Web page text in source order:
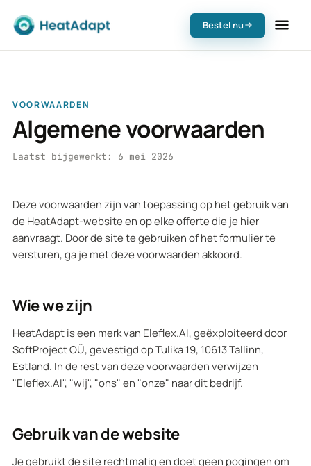
Bestel nu
VOORWAARDEN
Algemene voorwaarden
Laatst bijgewerkt: 6 mei 2026
Deze voorwaarden zijn van toepassing op het gebruik van
de HeatAdapt-website en op elke offerte die je hier
aanvraagt. Door de site te gebruiken of het formulier te
versturen, ga je met deze voorwaarden akkoord.
Wie we zijn
HeatAdapt is een merk van Eleflex.AI, geëxploiteerd door
SoftProject OÜ, gevestigd op Tulika 19, 10613 Tallinn,
Estland. In de rest van deze voorwaarden verwijzen
"Eleflex.AI", "wij", "ons" en "onze" naar dit bedrijf.
Gebruik van de website
Je gebruikt de site rechtmatig en doet geen pogingen om